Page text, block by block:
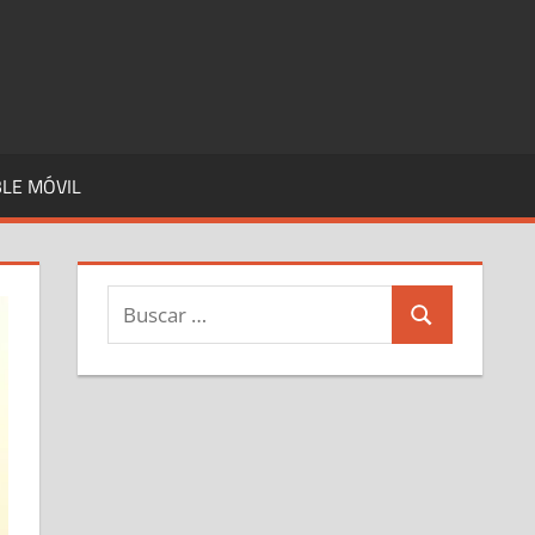
MÓVIL
Buscar:
Buscar